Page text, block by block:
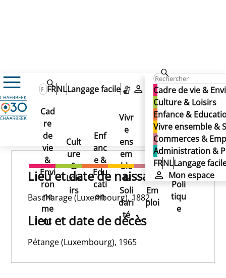
Cadre de vie &
Culture & Loisirs
Enfance &
Vivre ensemble &
Commerces &
Administration &
FRNLLangage
Mon espace
FRNLLangage facile
Mon espace
Cad
re
de
vie
&
Envi
ron
ne
me
nt
Cult
ure
&
Lois
irs
Enf
anc
e &
Edu
cati
on
Vivr
e
ens
em
ble
&
Soli
dari
té
Co
mm
erc
es
&
Em
ploi
Ad
min
istr
atio
n &
Poli
tiqu
e
CITO Claus
CITO Claus
CITO Claus
Publié le 02/06/2025
Lieu et date de naissance
Bascharage (Luxembourg), 1882
Lieu et date de décès
Pétange (Luxembourg), 1965